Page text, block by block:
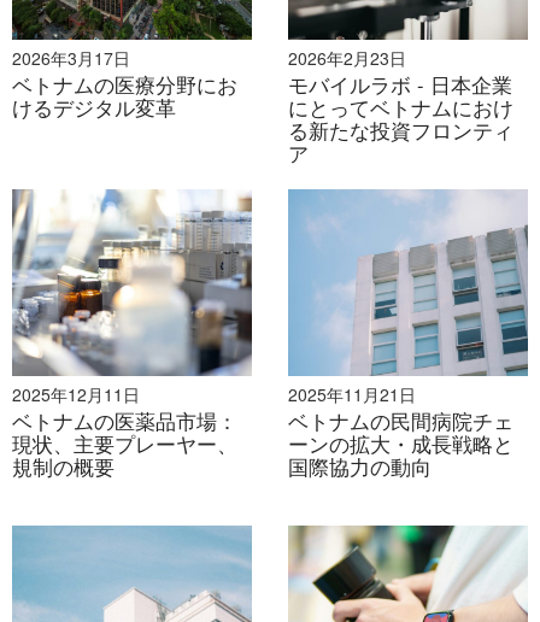
コ・ファーマとタムアン総合病院の支援を受けるVNVC
は、堅牢なヘルスケアエコシステムの恩恵を受けてお
り、サービスの質と消費者の信頼を維持しながら、急速
な事業拡大を実現しています。
– 急成長中の挑戦者
FPTロンチャウは2024年の市場シェアが約61トン/トン
と予想されていますが、目覚ましい成長を遂げていま
す。同社はワクチン接種ネットワークを125カ所に拡大
し、近い将来には150カ所への拡大を目指しています。
ロンチャウに展開する広範な薬局チェーンを活用するこ
とで、強力な顧客シナジー効果を生み出し、主要な競合
他社よりも2～71トン/トン低いワクチン価格を提供する
ことで、競争力の高い地位を確立しています。
ニドン315は、ホーチミン市とその周辺地域を主な顧客
とする、より専門的な分野に特化しています。市場シェ
2026年3月17日
ベトナムの医療分野にお
けるデジタル変革
2026年2月23日
モバイルラボ - 日本企業
にとってベトナムにおけ
る新たな投資フロンティ
ア
2025年12月11日
ベトナムの医薬品市場：
現状、主要プレーヤー、
規制の概要
2025年11月21日
ベトナムの民間病院チェ
ーンの拡大・成長戦略と
国際協力の動向